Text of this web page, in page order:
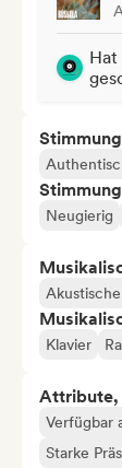
Hat
Neugierig
Klavier
Attribute,
Verfügbar
Starke